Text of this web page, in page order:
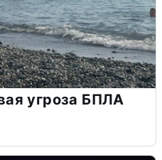
угроза БПЛА